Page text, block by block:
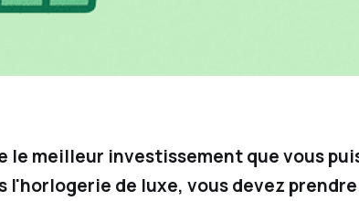
le meilleur investissement que vous
de luxe, vous devez